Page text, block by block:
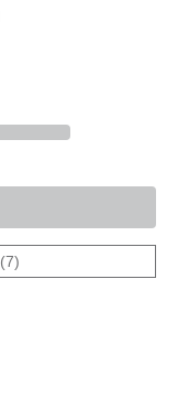
(7)